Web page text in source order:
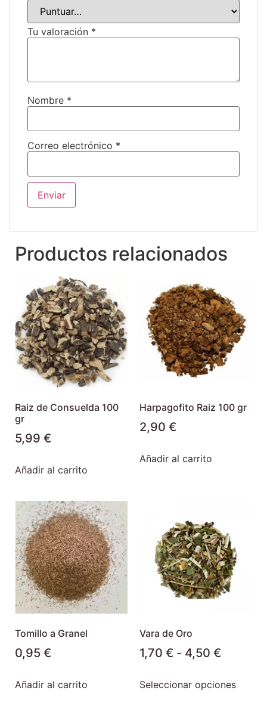
Tu valoración *
Nombre *
Correo electrónico *
Productos relacionados
Raiz de Consuelda 100
gr
5,99 €
Añadir al carrito
Harpagofito Raiz 100 gr
2,90 €
Añadir al carrito
Tomillo a Granel
0,95 €
Añadir al carrito
Vara de Oro
1,70 € - 4,50 €
Seleccionar opciones